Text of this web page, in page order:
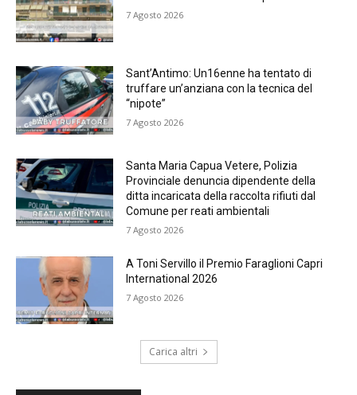
7 Agosto 2026
Sant’Antimo: Un16enne ha tentato di
truffare un’anziana con la tecnica del
“nipote”
7 Agosto 2026
Santa Maria Capua Vetere, Polizia
Provinciale denuncia dipendente della
ditta incaricata della raccolta rifiuti dal
Comune per reati ambientali
7 Agosto 2026
A Toni Servillo il Premio Faraglioni Capri
International 2026
7 Agosto 2026
Carica altri